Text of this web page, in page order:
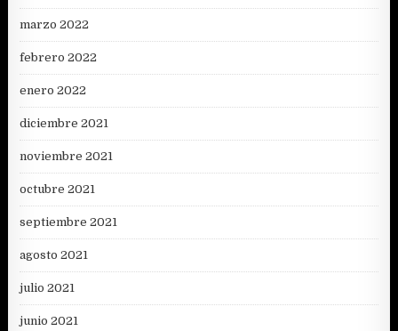
marzo 2022
febrero 2022
enero 2022
diciembre 2021
noviembre 2021
octubre 2021
septiembre 2021
agosto 2021
julio 2021
junio 2021